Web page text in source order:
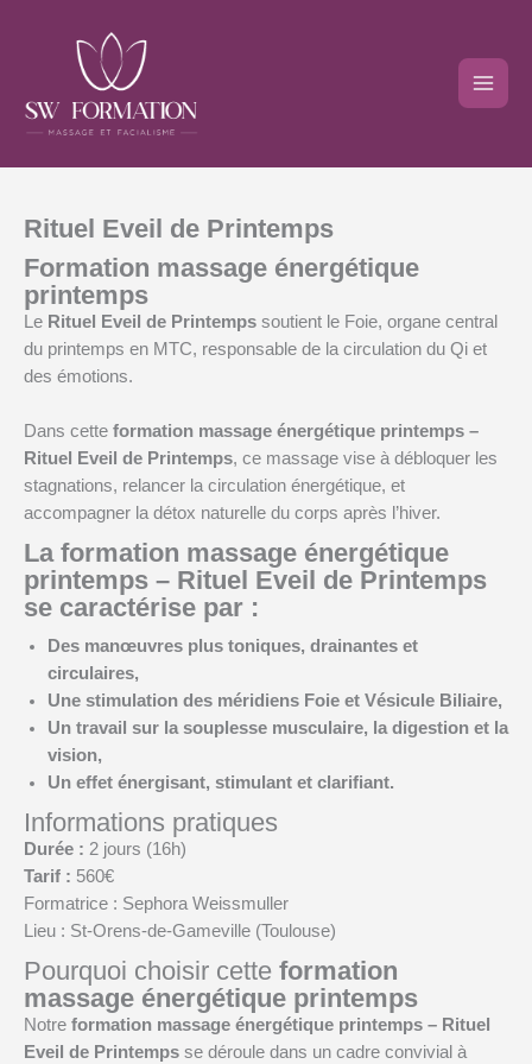
Rituel Eveil de Printemps
Formation massage énergétique
printemps
Le Rituel Eveil de Printemps soutient le Foie, organe central
du printemps en MTC, responsable de la circulation du Qi et
des émotions.
Dans cette formation massage énergétique printemps –
Rituel Eveil de Printemps, ce massage vise à débloquer les
stagnations, relancer la circulation énergétique, et
accompagner la détox naturelle du corps après l’hiver.
La formation massage énergétique
printemps – Rituel Eveil de Printemps
se caractérise par :
Des manœuvres plus toniques, drainantes et
circulaires,
Une stimulation des méridiens Foie et Vésicule Biliaire,
Un travail sur la souplesse musculaire, la digestion et la
vision,
Un effet énergisant, stimulant et clarifiant.
Informations pratiques
Durée : 2 jours (16h)
Tarif : 560€
Formatrice : Sephora Weissmuller
Lieu : St-Orens-de-Gameville (Toulouse)
Pourquoi choisir cette formation
massage énergétique printemps
Notre formation massage énergétique printemps – Rituel
Eveil de Printemps se déroule dans un cadre convivial à